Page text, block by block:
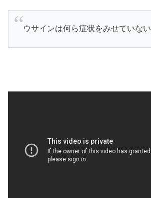
ウサインは何ら症状をみせていない